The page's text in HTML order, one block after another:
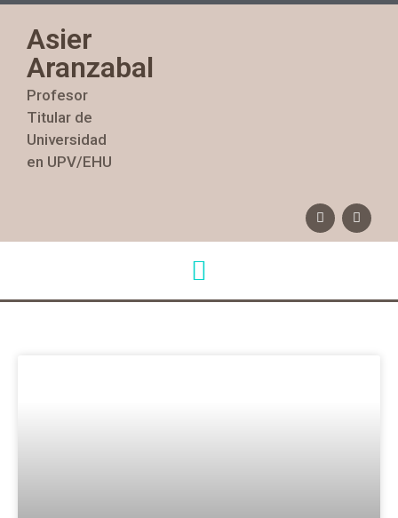
Asier
Aranzabal
Profesor
Titular de
Universidad
en UPV/EHU